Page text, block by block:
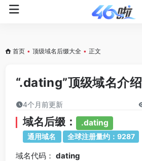
首页 • 顶级域名后缀大全 • 正文
“.dating”顶级域名介绍
4个月前更新
域名后缀： .dating
通用域名 全球注册量约：9287
域名代码： dating